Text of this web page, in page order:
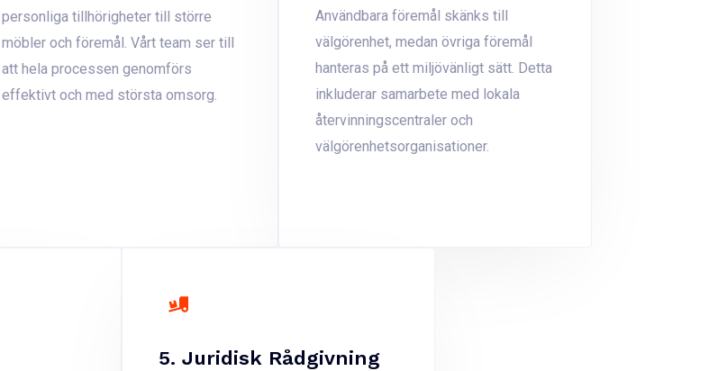
personliga tillhörigheter till större
möbler och föremål. Vårt team ser till
att hela processen genomförs
effektivt och med största omsorg.
Användbara föremål skänks till
välgörenhet, medan övriga föremål
hanteras på ett miljövänligt sätt. Detta
inkluderar samarbete med lokala
återvinningscentraler och
välgörenhetsorganisationer.
5. Juridisk Rådgivning